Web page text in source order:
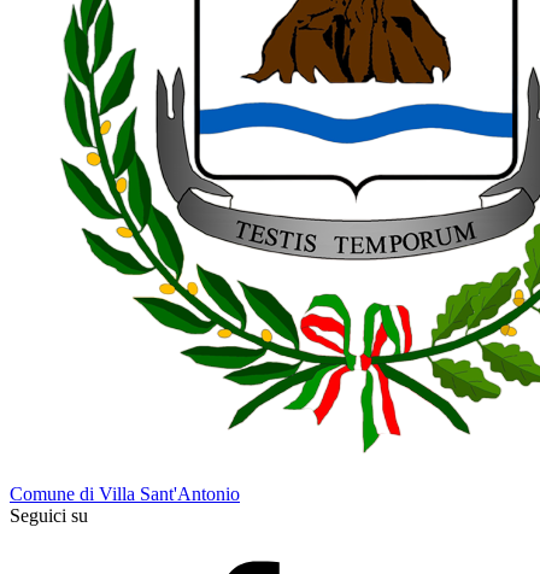
Comune di Villa Sant'Antonio
Seguici su